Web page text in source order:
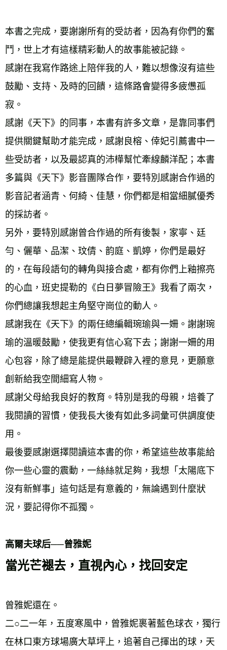
本書之完成，要謝謝所有的受訪者，因為有你們的奮
鬥，世上才有這樣精彩動人的故事能被記錄。
感謝在我寫作路途上陪伴我的人，難以想像沒有這些
鼓勵、支持、及時的回饋，這條路會變得多疲憊孤
寂。
感謝《天下》的同事，本書有許多文章，是靠同事們
提供關鍵幫助才能完成，感謝良榕、倖妃引薦書中一
些受訪者，以及最認真的沛樺幫忙牽線麟洋配；本書
多篇與《天下》影音團隊合作，要特別感謝合作過的
影音記者涵青、何綺、佳慧，你們都是相當細膩優秀
的採訪者。
另外，要特別感謝曾合作過的所有後製，家寧、廷
勻、儷華、品潔、玟倩、韵庭、凱婷，你們是最好
的，在每段語句的轉角與接合處，都有你們上釉擦亮
的心血，班史提勒的《白日夢冒險王》我看了兩次，
你們總讓我想起主角堅守崗位的動人。
感謝我在《天下》的兩任總編輯琬瑜與一姍。謝謝琬
瑜的溫暖鼓勵，使我更有信心寫下去；謝謝一姍的用
心包容，除了總是能提供最鞭辟入裡的意見，更願意
創新給我空間細寫人物。
感謝父母給我良好的教育。特別是我的母親，培養了
我閱讀的習慣，使我長大後有如此多詞彙可供調度使
用。
最後要感謝選擇閱讀這本書的你，希望這些故事能給
你一些心靈的震動，一絲絲就足夠，我想「太陽底下
沒有新鮮事」這句話是有意義的，無論遇到什麼狀
況，要記得你不孤獨。
高爾夫球后──曾雅妮
當光芒褪去，直視內心，找回安定
曾雅妮還在。
二○二一年，五度寒風中，曾雅妮裹著藍色球衣，獨行
在林口東方球場廣大草坪上，追著自己揮出的球，天